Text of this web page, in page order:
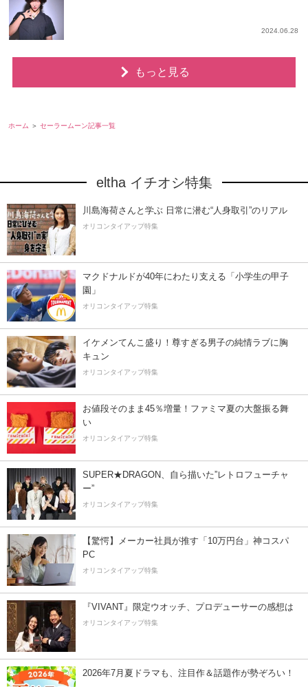
2024.06.28
もっと見る
ホーム セーラームーン記事一覧
eltha イチオシ特集
川島海荷さんと学ぶ 日常に潜む“人身取引”のリアル
オリコンタイアップ特集
マクドナルドが40年にわたり支える「小学生の甲子
園」
オリコンタイアップ特集
イケメンてんこ盛り！尊すぎる男子の純情ラブに胸
キュン
オリコンタイアップ特集
お値段そのまま45％増量！ファミマ夏の大盤振る舞
い
オリコンタイアップ特集
SUPER★DRAGON、自ら描いた”レトロフューチャ
ー”
オリコンタイアップ特集
【驚愕】メーカー社員が推す「10万円台」神コスパ
PC
オリコンタイアップ特集
『VIVANT』限定ウオッチ、プロデューサーの感想は
オリコンタイアップ特集
2026年7月夏ドラマも、注目作＆話題作が勢ぞろい！